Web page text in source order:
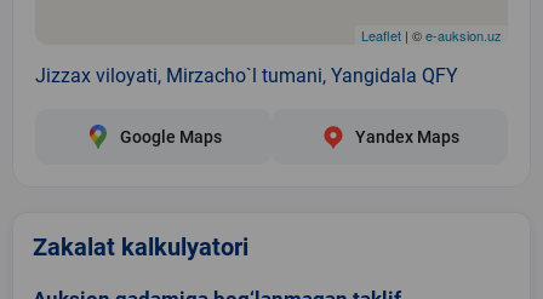
Leaflet | ©e-auksion.uz
Jizzax viloyati, Mirzacho`l tumani, Yangidala QFY
Google Maps Yandex Maps
Zakalat kalkulyatori